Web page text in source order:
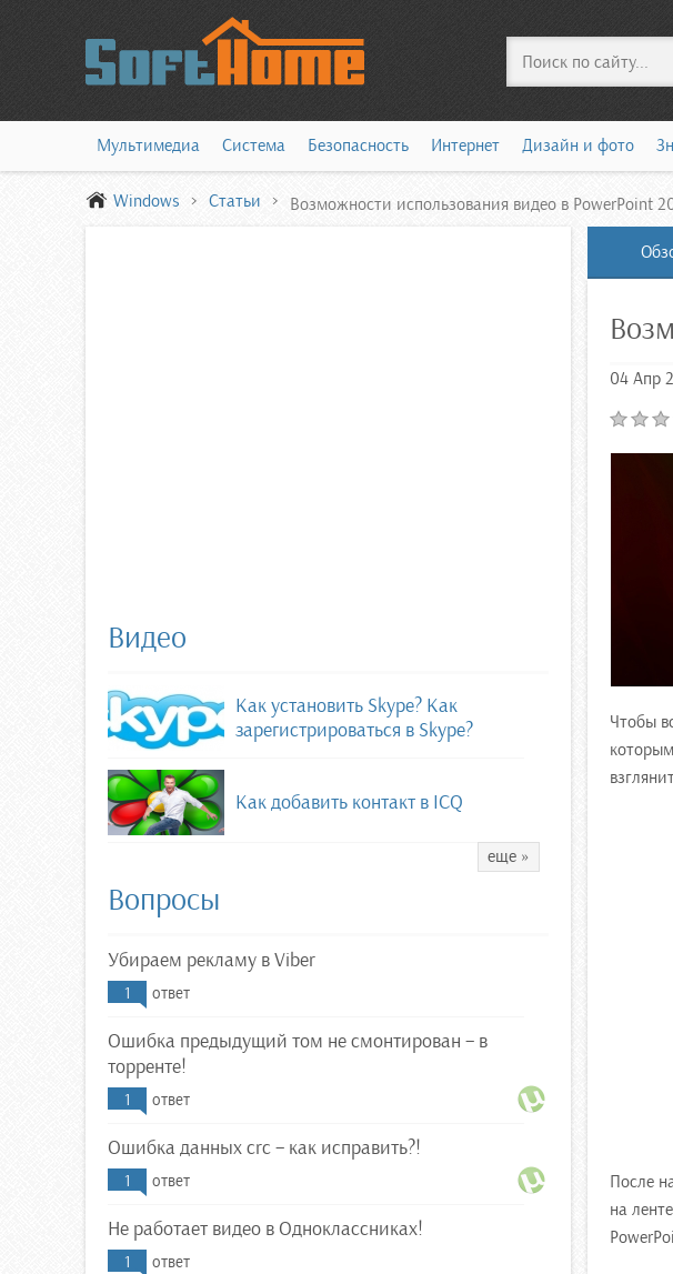
Поиск
Мультимедиа Система Безопасность Интернет Дизайн и фото
Windows Статьи Возможности использования видео в PowerPoint
Видео
Как установить Skype? Как
зарегистрироваться в Skype?
Как добавить контакт в ICQ
еще »
Вопросы
Убираем рекламу в Viber
1 ответ
Ошибка предыдущий том не смонтирован – в
торренте!
1 ответ
Ошибка данных crc – как исправить?!
1 ответ
Не работает видео в Одноклассниках!
1 ответ
04 Апр
Чтобы
После
на